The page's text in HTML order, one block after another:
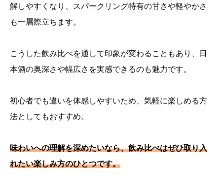
解しやすくなり、スパークリング特有の甘さや軽やかさ
も一層際立ちます。
こうした飲み比べを通して印象が変わることもあり、日
本酒の奥深さや幅広さを実感できるのも魅力です。
初心者でも違いを体感しやすいため、気軽に楽しめる方
法としてもおすすめ。
味わいへの理解を深めたいなら、飲み比べはぜひ取り入
れたい楽しみ方のひとつです。